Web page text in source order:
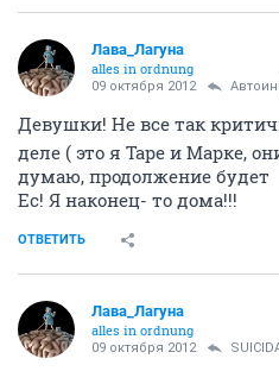
Лава_Лагуна
alles in ordnung
09 октября 2012
Девушки! Не все так
деле ( это я Таре и Марке,
думаю, продолжение будет
Ес! Я наконец- то дома!!!
ОТВЕТИТЬ
Лава_Лагуна
alles in ordnung
09 октября 2012